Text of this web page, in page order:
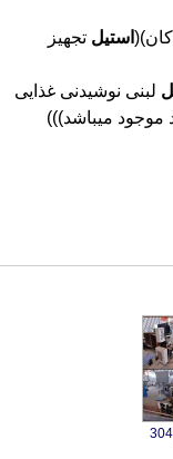
استیل تجهیز
لبنی نوشیدنی غذایی
موجود میباشد)))